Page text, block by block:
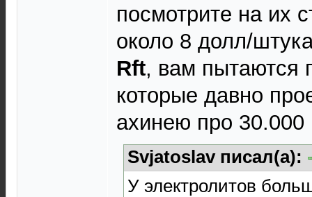
посмотрите на их
около 8 долл/
Rft, вам пытаются
которые давно
ахинею про 30.000
Svjatoslav писал(а):
У электролитов